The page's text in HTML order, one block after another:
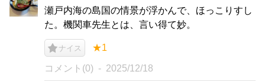
瀬戸内海の島国の情景が浮かんで、ほっこりすし
た。機関車先生とは、言い得て妙。
ナイス ★1
コメント(0) 2025/12/18